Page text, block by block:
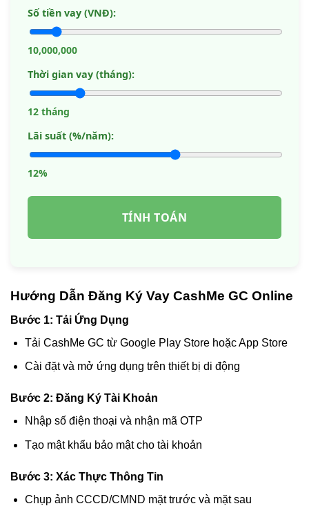
Số tiền vay (VNĐ):
10,000,000
Thời gian vay (tháng):
12 tháng
Lãi suất (%/năm):
12%
TÍNH TOÁN
Hướng Dẫn Đăng Ký Vay CashMe GC Online
Bước 1: Tải Ứng Dụng
Tải CashMe GC từ Google Play Store hoặc App Store
Cài đặt và mở ứng dụng trên thiết bị di động
Bước 2: Đăng Ký Tài Khoản
Nhập số điện thoại và nhận mã OTP
Tạo mật khẩu bảo mật cho tài khoản
Bước 3: Xác Thực Thông Tin
Chụp ảnh CCCD/CMND mặt trước và mặt sau